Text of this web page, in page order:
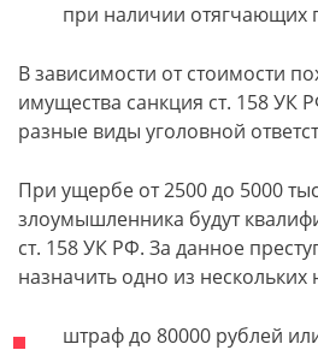
при наличии отягчающих
В зависимости от стоимости
имущества санкция ст. 158 УК
разные виды уголовной
При ущербе от 2500 до 5000
злоумышленника будут
ст. 158 УК РФ. За данное
назначить одно из нескольких
штраф до 80000 рублей